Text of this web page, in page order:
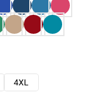
4XL